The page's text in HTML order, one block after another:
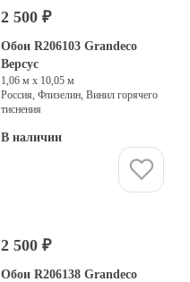
2 500 ₽
Обои R206103 Grandeco
Версус
1,06 м х 10,05 м
Россия, Флизелин, Винил горячего
тиснения
В наличии
2 500 ₽
Обои R206138 Grandeco